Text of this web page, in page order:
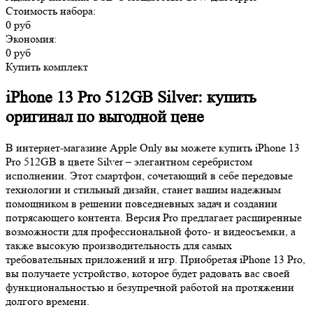
Стоимость набора:
0 руб
Экономия:
0 руб
Купить комплект
iPhone 13 Pro 512GB Silver: купить
оригинал по выгодной цене
В интернет-магазине Apple Only вы можете купить iPhone 13
Pro 512GB в цвете Silver – элегантном серебристом
исполнении. Этот смартфон, сочетающий в себе передовые
технологии и стильный дизайн, станет вашим надежным
помощником в решении повседневных задач и создании
потрясающего контента. Версия Pro предлагает расширенные
возможности для профессиональной фото- и видеосъемки, а
также высокую производительность для самых
требовательных приложений и игр. Приобретая iPhone 13 Pro,
вы получаете устройство, которое будет радовать вас своей
функциональностью и безупречной работой на протяжении
долгого времени.